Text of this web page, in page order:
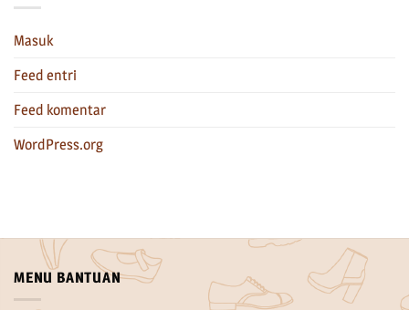
Masuk
Feed entri
Feed komentar
WordPress.org
MENU BANTUAN